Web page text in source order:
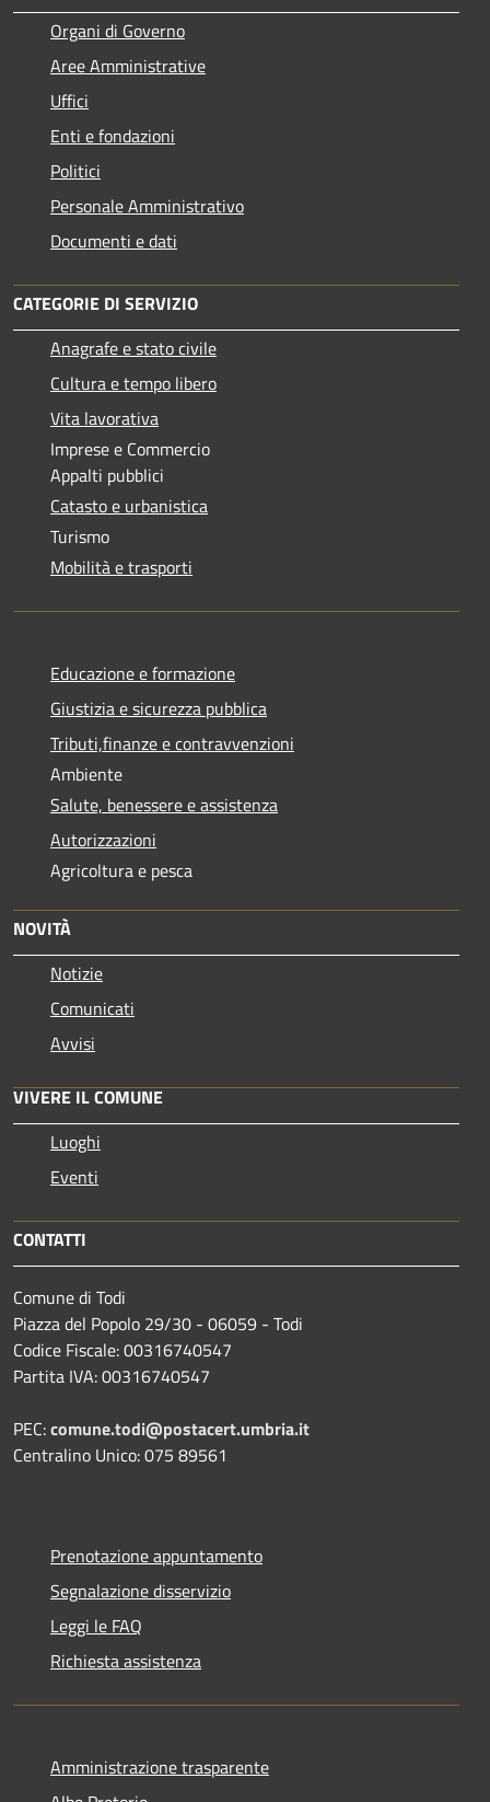
Organi di Governo
Aree Amministrative
Uffici
Enti e fondazioni
Politici
Personale Amministrativo
Documenti e dati
CATEGORIE DI SERVIZIO
Anagrafe e stato civile
Cultura e tempo libero
Vita lavorativa
Imprese e Commercio
Appalti pubblici
Catasto e urbanistica
Turismo
Mobilità e trasporti
Educazione e formazione
Giustizia e sicurezza pubblica
Tributi,finanze e contravvenzioni
Ambiente
Salute, benessere e assistenza
Autorizzazioni
Agricoltura e pesca
NOVITÀ
Notizie
Comunicati
Avvisi
VIVERE IL COMUNE
Luoghi
Eventi
CONTATTI
Comune di Todi
Piazza del Popolo 29/30 - 06059 - Todi
Codice Fiscale: 00316740547
Partita IVA: 00316740547
PEC:comune.todi@postacert.umbria.it
Centralino Unico: 075 89561
Prenotazione appuntamento
Segnalazione disservizio
Leggi le FAQ
Richiesta assistenza
Amministrazione trasparente